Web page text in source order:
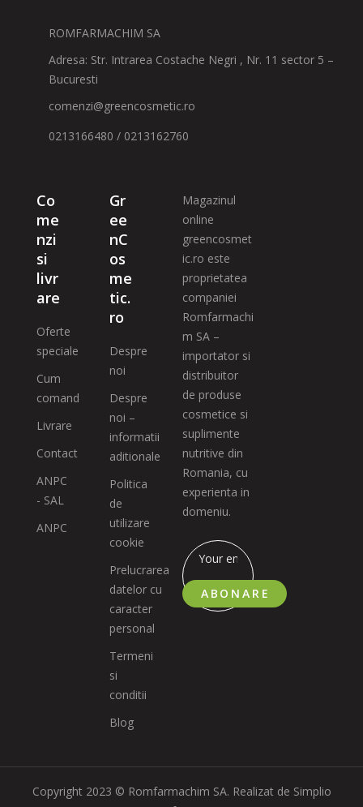
ROMFARMACHIM SA
Adresa: Str. Intrarea Costache Negri , Nr. 11 sector 5 –
Bucuresti
comenzi@greencosmetic.ro
0213166480 / 0213162760
Co
me
nzi
si
livr
are
Oferte
speciale
Cum
comand
Livrare
Contact
ANPC
- SAL
ANPC
Gr
ee
nC
os
me
tic.
ro
Despre
noi
Despre
noi –
informatii
aditionale
Politica
de
utilizare
cookie
Prelucrarea
datelor cu
caracter
personal
Termeni
si
conditii
Blog
Magazinul
online
greencosmet
ic.ro este
proprietatea
companiei
Romfarmachi
m SA –
importator si
distribuitor
de produse
cosmetice si
suplimente
nutritive din
Romania, cu
experienta in
domeniu.
ABONARE
Copyright 2023 © Romfarmachim SA. Realizat de Simplio